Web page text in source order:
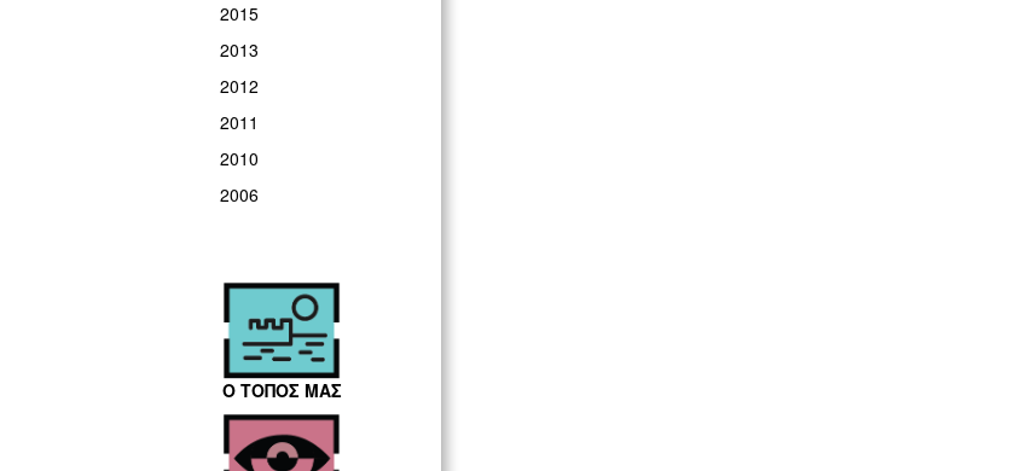
2015
2013
2012
2011
2010
2006
Ο ΤΟΠΟΣ ΜΑΣ